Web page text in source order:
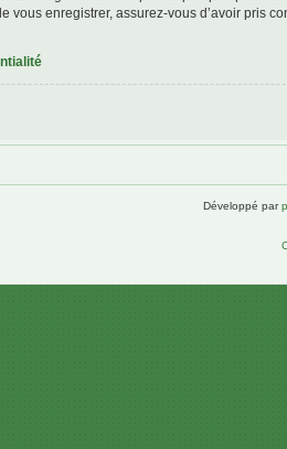
vous enregistrer, assurez-vous d’avoir pris
Développé par